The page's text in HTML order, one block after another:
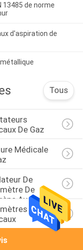
13485 de norme
d'aspiration de
Tous
De Gaz
Médicale
De
De
Avec